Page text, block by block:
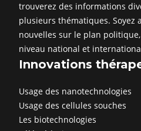
trouverez des informations
plusieurs thématiques. Soyez
nouvelles sur le plan
niveau national et
Innovations
Usage des nanotechnologies
Usage des cellules souches
Les biotechnologies